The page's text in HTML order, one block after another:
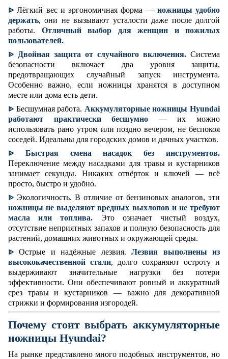
ᐉЛёгкий вес и эргономичная форма — ножницы удобно
держать, они не вызывают усталости даже после долгой
работы. Отличный выбор для женщин и пожилых
пользователей.
ᐉ Двойная защита от случайного включения. Система
безопасности включает два уровня защиты,
предотвращающих случайный запуск инструмента.
Особенно важно, если ножницы хранятся в доступном
месте или дома есть дети.
ᐉ Бесшумная работа. Аккумуляторные ножницы Hyundai
работают практически бесшумно — их можно
использовать рано утром или поздно вечером, не беспокоя
соседей. Идеальны для городских домов и дачных участков.
ᐉ Быстрая смена насадок без инструментов.
Переключение между насадками для травы и кустарников
занимает секунды. Никаких отвёрток и ключей — всё
просто, быстро и удобно.
ᐉЭкологичность. В отличие от бензиновых аналогов, эти
ножницы не выделяют вредных выхлопов и не требуют
масла или топлива. Это означает чистый воздух,
отсутствие неприятных запахов и полную безопасность для
растений, домашних животных и окружающей среды.
ᐉОстрые и надёжные лезвия.Лезвия выполнены из
высококачественной стали, долго сохраняют остроту и
выдерживают значительные нагрузки без потери
эффективности. Они обеспечивают ровный и аккуратный
срез травы и кустарников — важно для декоративной
стрижки и формирования изгородей.
Почему стоит выбрать аккумуляторные
ножницы Hyundai?
На рынке представлено много подобных инструментов, но